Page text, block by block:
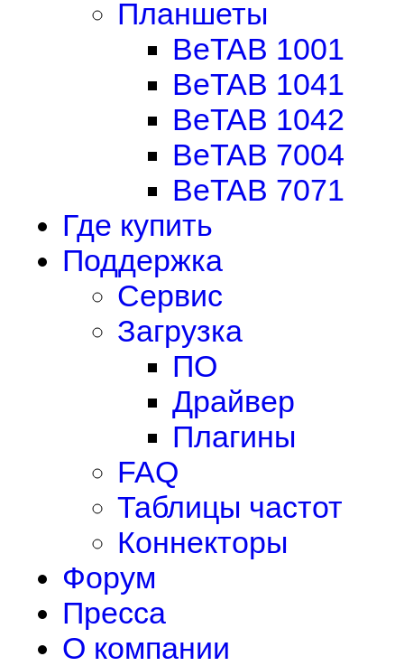
Планшеты
BeTAB 1001
BeTAB 1041
BeTAB 1042
BeTAB 7004
BeTAB 7071
Где купить
Поддержка
Сервис
Загрузка
ПО
Драйвер
Плагины
FAQ
Таблицы частот
Коннекторы
Форум
Пресса
О компании